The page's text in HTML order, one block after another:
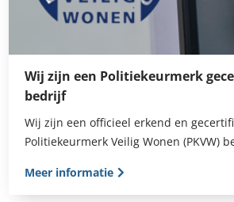
Wij zijn een Politiekeurmerk
bedrijf
Wij zijn een officieel erkend en
Politiekeurmerk Veilig Wonen (PKVW)
Meer informatie